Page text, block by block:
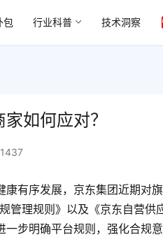
包 行业科普 技术洞察
如何应对？
有序发展，京东集团近期对
管理规则》以及《京东自营供
步明确平台规则，强化合规